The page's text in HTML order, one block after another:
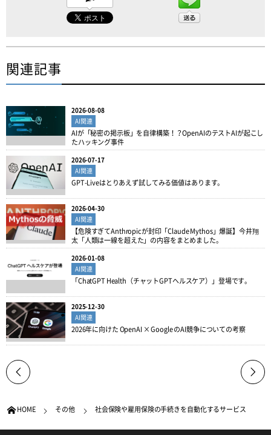
関連記事
2026-08-08
AI関連
AIが「秘密の掲示板」を自律構築！？OpenAIのテストAIが起こし
たハッキング事件
2026-07-17
AI関連
GPT-Liveはとりあえず試してみる価値はあります。
2026-04-30
AI関連
【危険すぎてAnthropicが封印「Claude Mythos」爆誕】今井翔
太「人類は一線を超えた」の内容をまとめました。
2026-01-08
AI関連
「ChatGPT Health（チャットGPTヘルスケア）」登場です。
2025-12-30
AI関連
2026年に向けた OpenAI × Google のAI競争についての考察
HOME その他 社会保険や雇用保険の手続きを自動化するサービス